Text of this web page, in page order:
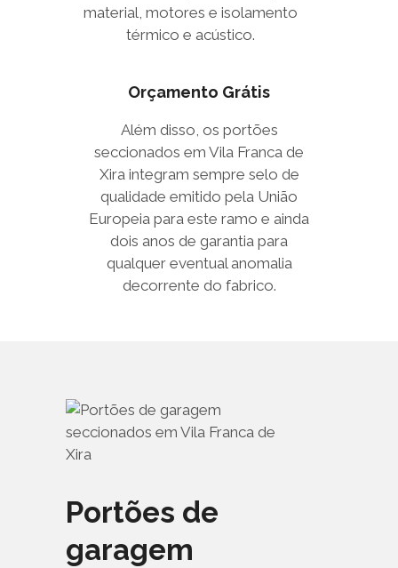
material, motores e isolamento
térmico e acústico.
Orçamento Grátis
Além disso, os portões
seccionados em Vila Franca de
Xira integram sempre selo de
qualidade emitido pela União
Europeia para este ramo e ainda
dois anos de garantia para
qualquer eventual anomalia
decorrente do fabrico.
Portões de
garagem